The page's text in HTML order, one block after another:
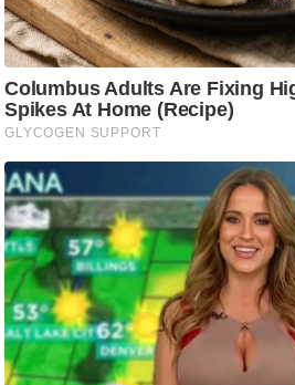
लू
नु
स्खे
प
र्य
ट
न
स्थ
ल
फि
ट
ने
स